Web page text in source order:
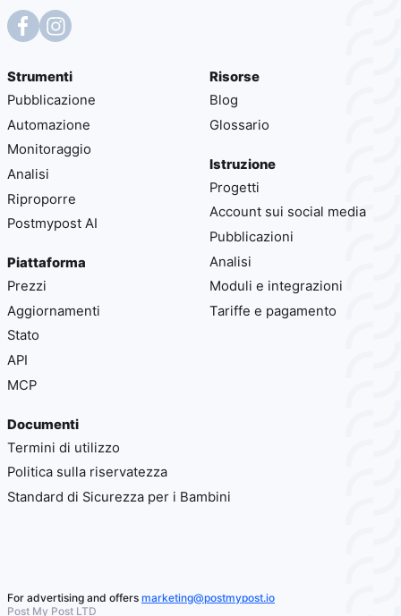
Strumenti
Pubblicazione
Automazione
Monitoraggio
Analisi
Riproporre
Postmypost AI
Piattaforma
Prezzi
Aggiornamenti
Stato
API
MCP
Risorse
Blog
Glossario
Istruzione
Progetti
Account sui social media
Pubblicazioni
Analisi
Moduli e integrazioni
Tariffe e pagamento
Documenti
Termini di utilizzo
Politica sulla riservatezza
Standard di Sicurezza per i Bambini
Post My Post LTD
For advertising and offers marketing@postmypost.io